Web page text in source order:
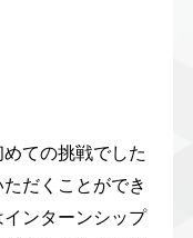
ての挑戦でした
だくことができ
ンターンシップ